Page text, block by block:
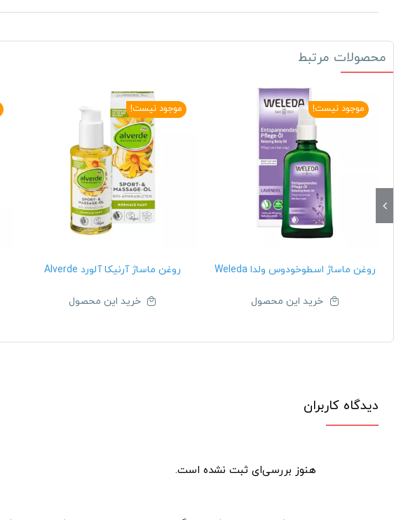
محصولات مرتبط
موجود نیست!
روغن ماساژ اسطوخودوس ولدا Weleda
خرید این محصول
موجود نیست!
روغن ماساژ آرنیکا آلورد Alverde
خرید این محصول
دیدگاه کاربران
هنوز بررسی‌ای ثبت نشده است.